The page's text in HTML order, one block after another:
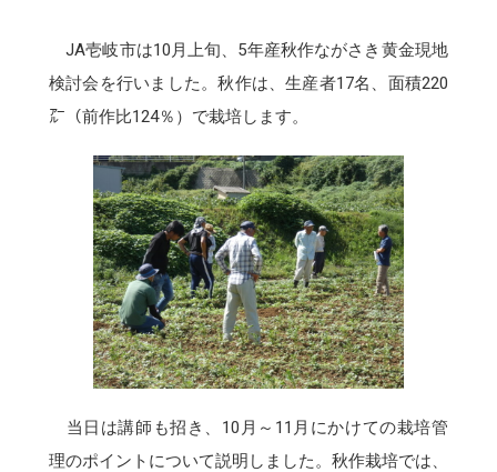
JA壱岐市は10月上旬、5年産秋作ながさき黄金現地
検討会を行いました。秋作は、生産者17名、面積220
㌃（前作比124％）で栽培します。
当日は講師も招き、10月～11月にかけての栽培管
理のポイントについて説明しました。秋作栽培では、